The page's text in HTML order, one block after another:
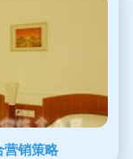
营销策略